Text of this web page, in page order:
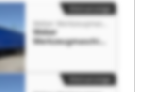
Weber
Werkzeugmaschin
en GmbH Weber
en GmbH
Kleinanzeige